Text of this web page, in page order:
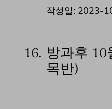
작성일: 2023-
16. 방과후 10
목반)